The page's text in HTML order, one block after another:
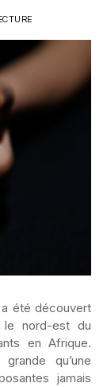
été découvert
nord-est du
en Afrique.
qu’une
jamais